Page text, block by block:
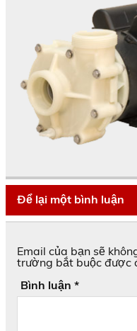
Để lại một bình luận
Email của bạn sẽ
trường bắt buộc được
Bình luận *